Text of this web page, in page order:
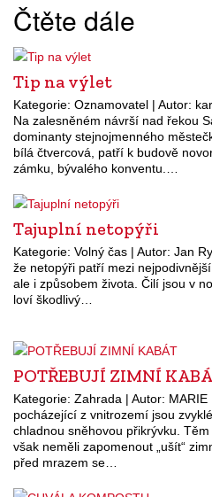
Čtěte dále
Tip na výlet
Kategorie: Oznamovatel | Autor:
Na zalesněném návrší nad řekou
dominanty stejnojmenného
bílá čtvercová, patří k budově
zámku, bývalého konventu.…
Tajuplní netopýři
Kategorie: Volný čas | Autor: Jan
že netopýři patří mezi
ale i způsobem života. Čilí jsou v
loví škodlivý…
POTŘEBUJÍ ZIMNÍ
Kategorie: Zahrada | Autor: MARIE
pocházející z vnitrozemí jsou
chladnou sněhovou přikrývku.
však neměli zapomenout „ušít“
před mrazem se…